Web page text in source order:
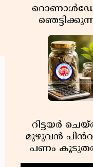
റിട്ടയർ
മുഴുവൻ
പണം
ഒയുടെ